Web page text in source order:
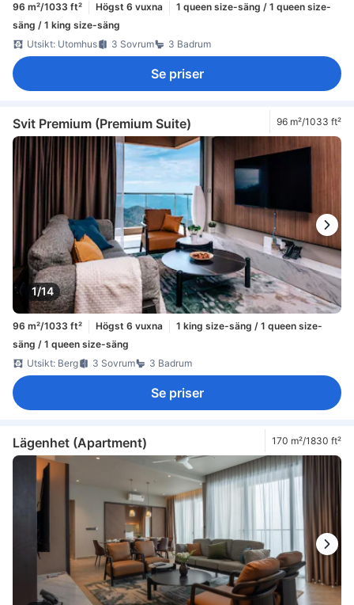
96 m²/1033 ft² Högst 6 vuxna
1 queen size-säng / 1 queen size-
säng / 1 king size-säng
Utsikt: Utomhus
3 Sovrum 3 Badrum
Se priser
Svit Premium (Premium Suite) 96 m²/1033 ft²
1/14
96 m²/1033 ft² Högst 6 vuxna
1 king size-säng / 1 queen size-
säng / 1 queen size-säng
Utsikt: Berg
3 Sovrum 3 Badrum
Se priser
Lägenhet (Apartment) 170 m²/1830 ft²